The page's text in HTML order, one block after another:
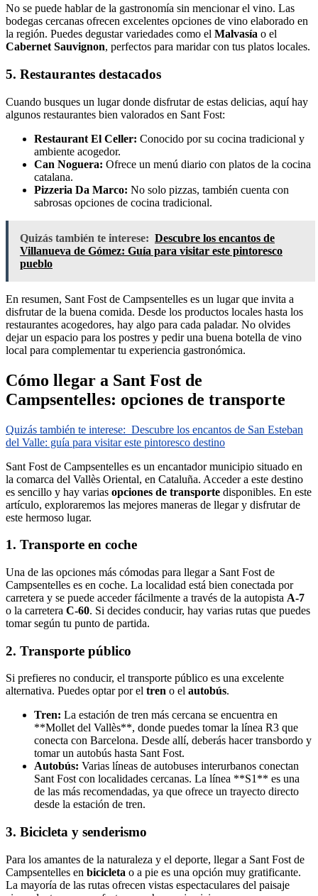
No se puede hablar de la gastronomía sin mencionar el vino. Las
bodegas cercanas ofrecen excelentes opciones de vino elaborado en
la región. Puedes degustar variedades como el Malvasía o el
Cabernet Sauvignon, perfectos para maridar con tus platos locales.
5. Restaurantes destacados
Cuando busques un lugar donde disfrutar de estas delicias, aquí hay
algunos restaurantes bien valorados en Sant Fost:
Restaurant El Celler: Conocido por su cocina tradicional y
ambiente acogedor.
Can Noguera: Ofrece un menú diario con platos de la cocina
catalana.
Pizzeria Da Marco: No solo pizzas, también cuenta con
sabrosas opciones de cocina tradicional.
Quizás también te interese: Descubre los encantos de
Villanueva de Gómez: Guía para visitar este pintoresco
pueblo
En resumen, Sant Fost de Campsentelles es un lugar que invita a
disfrutar de la buena comida. Desde los productos locales hasta los
restaurantes acogedores, hay algo para cada paladar. No olvides
dejar un espacio para los postres y pedir una buena botella de vino
local para complementar tu experiencia gastronómica.
Cómo llegar a Sant Fost de
Campsentelles: opciones de transporte
Quizás también te interese: Descubre los encantos de San Esteban
del Valle: guía para visitar este pintoresco destino
Sant Fost de Campsentelles es un encantador municipio situado en
la comarca del Vallès Oriental, en Cataluña. Acceder a este destino
es sencillo y hay varias opciones de transporte disponibles. En este
artículo, exploraremos las mejores maneras de llegar y disfrutar de
este hermoso lugar.
1. Transporte en coche
Una de las opciones más cómodas para llegar a Sant Fost de
Campsentelles es en coche. La localidad está bien conectada por
carretera y se puede acceder fácilmente a través de la autopista A-7
o la carretera C-60. Si decides conducir, hay varias rutas que puedes
tomar según tu punto de partida.
2. Transporte público
Si prefieres no conducir, el transporte público es una excelente
alternativa. Puedes optar por el tren o el autobús.
Tren: La estación de tren más cercana se encuentra en
**Mollet del Vallès**, donde puedes tomar la línea R3 que
conecta con Barcelona. Desde allí, deberás hacer transbordo y
tomar un autobús hasta Sant Fost.
Autobús: Varias líneas de autobuses interurbanos conectan
Sant Fost con localidades cercanas. La línea **S1** es una
de las más recomendadas, ya que ofrece un trayecto directo
desde la estación de tren.
3. Bicicleta y senderismo
Para los amantes de la naturaleza y el deporte, llegar a Sant Fost de
Campsentelles en bicicleta o a pie es una opción muy gratificante.
La mayoría de las rutas ofrecen vistas espectaculares del paisaje